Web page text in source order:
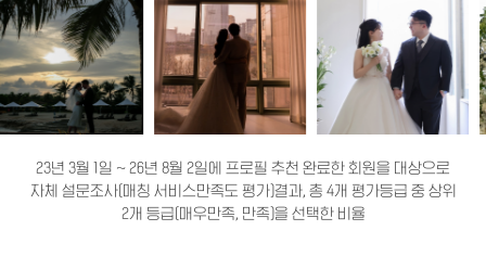
23년 3월 1일 ~ 26년 8월 2일에 프로필 추천 완료한 회원을 대상으로
자체 설문조사(매칭 서비스만족도 평가)결과, 총 4개 평가등급 중 상위
2개 등급(매우만족, 만족)을 선택한 비율